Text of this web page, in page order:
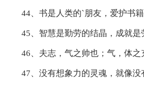
44、书是人类的`朋友，爱护书籍
45、智慧是勤劳的结晶，成就是
46、夫志，气之帅也；气，体之
47、没有想象力的灵魂，就像没